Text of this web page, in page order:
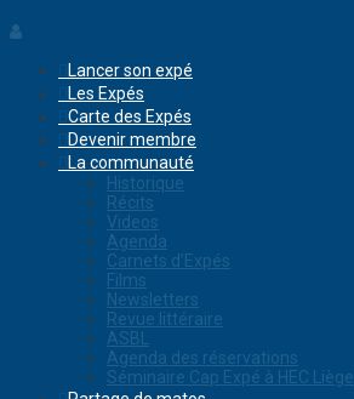
Lancer son expé
Les Expés
Carte des Expés
Devenir membre
La communauté
Historique
Récits
Videos
Agenda
Carnets d’Expés
Films
Newsletters
Revue littéraire
ASBL
Agenda des réservations
Séminaire Cap Expé à HEC Liège